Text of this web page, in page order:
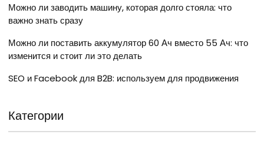
Можно ли заводить машину, которая долго стояла: что
важно знать сразу
Можно ли поставить аккумулятор 60 Ач вместо 55 Ач: что
изменится и стоит ли это делать
SEO и Facebook для B2B: используем для продвижения
Категории